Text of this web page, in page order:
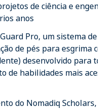
de ciência e
anos
Pro, um sistema
de pés para esgrima
desenvolvido para
de habilidades mais
do Nomadiq